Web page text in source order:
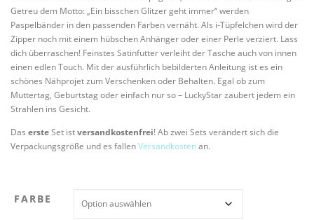
l
i
c
h
e
r
P
r
i
s
r
r
P
r
e
i
s
i
s
:
1
Getreu dem Motto: „Ein bisschen Glitzer geht immer“ werden
Paspelbänder in den passenden Farben vernäht. Als i-Tüpfelchen wird der
Zipper noch mit einem hübschen Anhänger oder einer Perle verziert. Lass
dich überraschen! Feinstes Satinfutter verleiht der Tasche auch von innen
einen edlen Touch. Mit der ausführlich bebilderten Anleitung ist es ein
schönes Nähprojet zum Verschenken oder Behalten. Egal ob zum
Muttertag, Geburtstag oder einfach nur so – LuckyStar zaubert jedem ein
Strahlen ins Gesicht.
Das ersteSet istversandkostenfrei! Ab zwei Sets verändert sich die
Verpackungsgröße und es fallenVersandkostenan.
FARBE